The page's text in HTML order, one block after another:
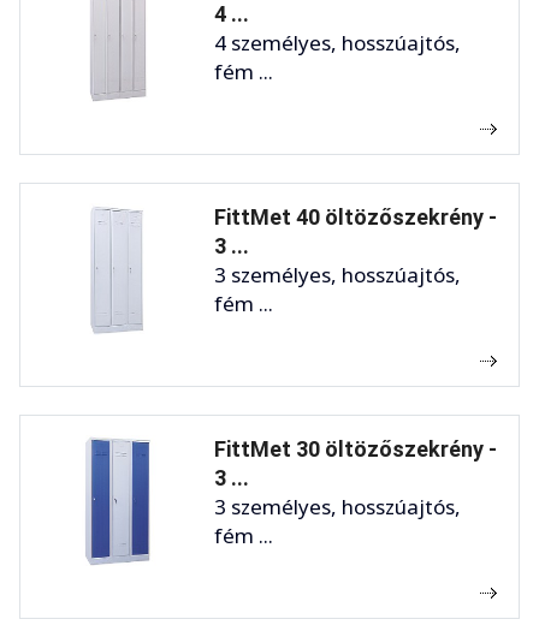
4 ...
4 személyes, hosszúajtós,
fém ...
FittMet 40 öltözőszekrény -
3 ...
3 személyes, hosszúajtós,
fém ...
FittMet 30 öltözőszekrény -
3 ...
3 személyes, hosszúajtós,
fém ...